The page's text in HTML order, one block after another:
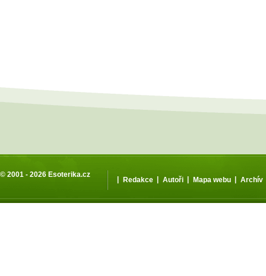
© 2001 - 2026 Esoterika.cz
| Redakce | Autoři | Mapa webu | Archív